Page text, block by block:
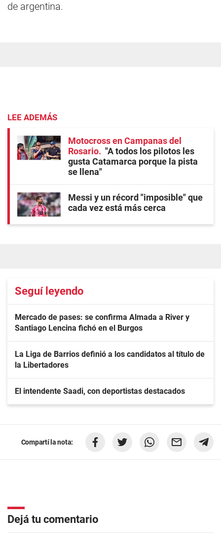
de argentina.
LEE ADEMÁS
Motocross en Campanas del
Rosario
"A todos los pilotos les
gusta Catamarca porque la pista
se llena"
Messi y un récord "imposible" que
cada vez está más cerca
Seguí leyendo
Mercado de pases: se confirma Almada a River y
Santiago Lencina fichó en el Burgos
La Liga de Barrios definió a los candidatos al título de
la Libertadores
El intendente Saadi, con deportistas destacados
Compartí la nota:
Dejá tu comentario